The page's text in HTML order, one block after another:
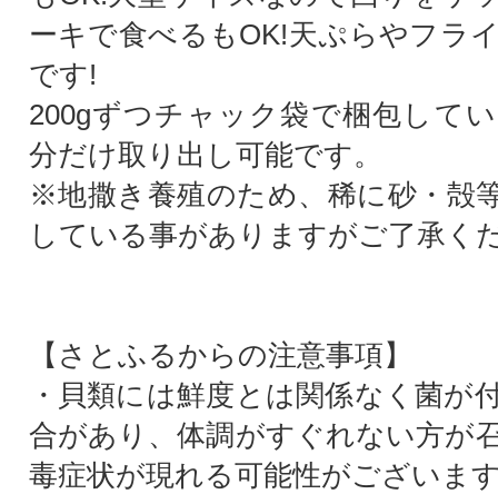
ーキで食べるもOK!天ぷらやフラ
です!
200gずつチャック袋で梱包して
分だけ取り出し可能です。
※地撒き養殖のため、稀に砂・殻
している事がありますがご了承く
【さとふるからの注意事項】
・貝類には鮮度とは関係なく菌が
合があり、体調がすぐれない方が
毒症状が現れる可能性がございま